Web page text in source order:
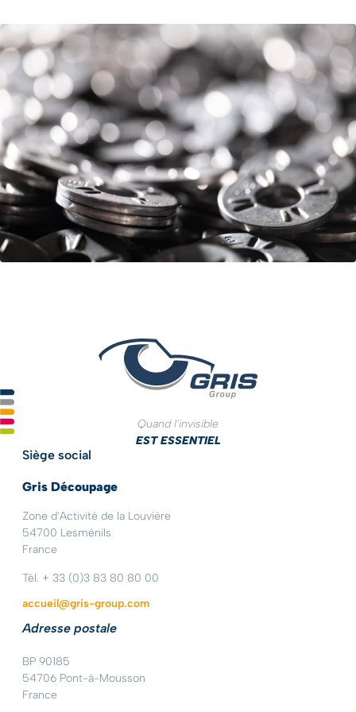
Quand l'invisible
EST ESSENTIEL
Siège social
Gris Découpage
Zone d'Activité de la Louvière
54700 Lesménils
France
Tél. + 33 (0)3 83 80 80 00
accueil@gris-group.com
Adresse postale
BP 90185
54706 Pont-à-Mousson
France